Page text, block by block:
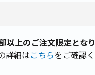
上のご注文限定となり
詳細はこちらをご確認